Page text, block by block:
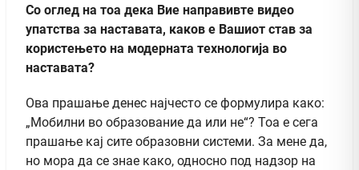
Со оглед на тоа дека Вие направивте видео
упатства за наставата, каков е Вашиот став за
користењето на модерната технологија во
наставата?
Ова прашање денес најчесто се формулира како:
„Мобилни во образование да или не“? Тоа е сега
прашање кај сите образовни системи. За мене да,
но мора да се знае како, односно под надзор на